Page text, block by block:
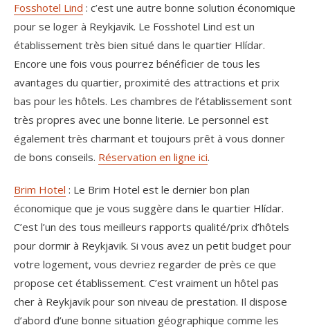
Fosshotel Lind : c’est une autre bonne solution économique
pour se loger à Reykjavik. Le Fosshotel Lind est un
établissement très bien situé dans le quartier Hlídar.
Encore une fois vous pourrez bénéficier de tous les
avantages du quartier, proximité des attractions et prix
bas pour les hôtels. Les chambres de l’établissement sont
très propres avec une bonne literie. Le personnel est
également très charmant et toujours prêt à vous donner
de bons conseils. Réservation en ligne ici.
Brim Hotel : Le Brim Hotel est le dernier bon plan
économique que je vous suggère dans le quartier Hlídar.
C’est l’un des tous meilleurs rapports qualité/prix d’hôtels
pour dormir à Reykjavik. Si vous avez un petit budget pour
votre logement, vous devriez regarder de près ce que
propose cet établissement. C’est vraiment un hôtel pas
cher à Reykjavik pour son niveau de prestation. Il dispose
d’abord d’une bonne situation géographique comme les